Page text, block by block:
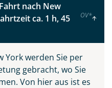
nach New
ca. 1 h, 45
OV*
York werden Sie per
gebracht, wo Sie
Von hier aus ist es